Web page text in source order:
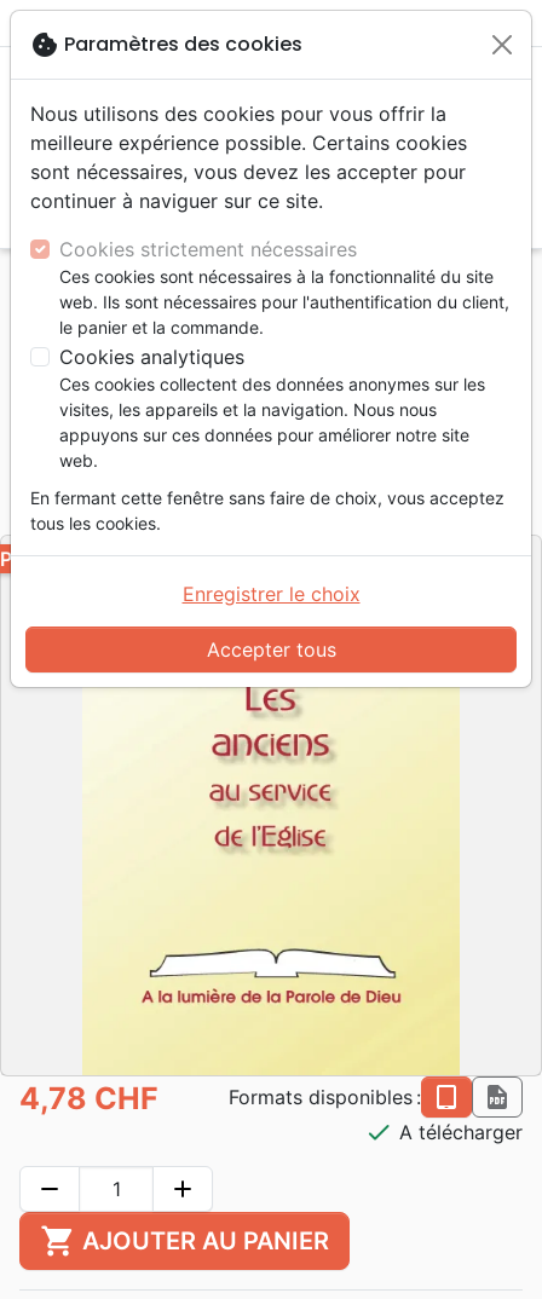
menu
Accueil eBooks
Doctrine
Anciens au service de l'Église (Les) - Pdf
Les Anciens au service de l'Église
Auteur :Gilbert Presle
Référence MB3391-PDF EAN
9782826098706
EditeurLa Maison de la Bible
PDF
4,78 CHF Formats disponibles : epub
pdf
check A télécharger
remove add
shopping_cart AJOUTER AU PANIER
cookie Paramètres des cookies
Nous utilisons des cookies pour vous offrir la
meilleure expérience possible. Certains cookies
sont nécessaires, vous devez les accepter pour
continuer à naviguer sur ce site.
Cookies strictement nécessaires
Ces cookies sont nécessaires à la fonctionnalité du site
web. Ils sont nécessaires pour l'authentification du client,
le panier et la commande.
Cookies analytiques
Ces cookies collectent des données anonymes sur les
visites, les appareils et la navigation. Nous nous
appuyons sur ces données pour améliorer notre site
web.
En fermant cette fenêtre sans faire de choix, vous acceptez
tous les cookies.
Accepter tous
Enregistrer le choix